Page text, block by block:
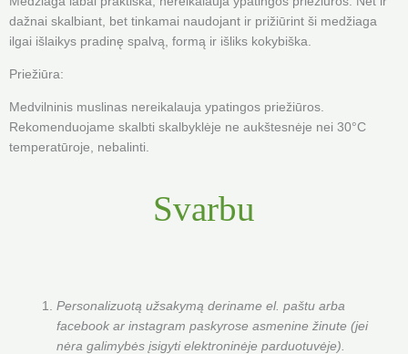
dažnai skalbiant, bet tinkamai naudojant ir prižiūrint ši medžiaga
ilgai išlaikys pradinę spalvą, formą ir išliks kokybiška.
Priežiūra:
Medvilninis muslinas nereikalauja ypatingos priežiūros.
Rekomenduojame skalbti skalbyklėje ne aukštesnėje nei 30°С
temperatūroje, nebalinti.
Svarbu
Personalizuotą užsakymą deriname el. paštu arba
facebook ar instagram paskyrose asmenine žinute (jei
nėra galimybės įsigyti elektroninėje parduotuvėje).